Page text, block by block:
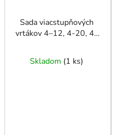
Sada viacstupňových
vrtákov 4–12, 4-20, 4-
Skladom (1 ks)